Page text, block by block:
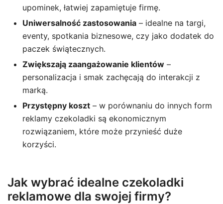
upominek, łatwiej zapamiętuje firmę.
Uniwersalność zastosowania – idealne na targi,
eventy, spotkania biznesowe, czy jako dodatek do
paczek świątecznych.
Zwiększają zaangażowanie klientów –
personalizacja i smak zachęcają do interakcji z
marką.
Przystępny koszt – w porównaniu do innych form
reklamy czekoladki są ekonomicznym
rozwiązaniem, które może przynieść duże
korzyści.
Jak wybrać idealne czekoladki
reklamowe dla swojej firmy?